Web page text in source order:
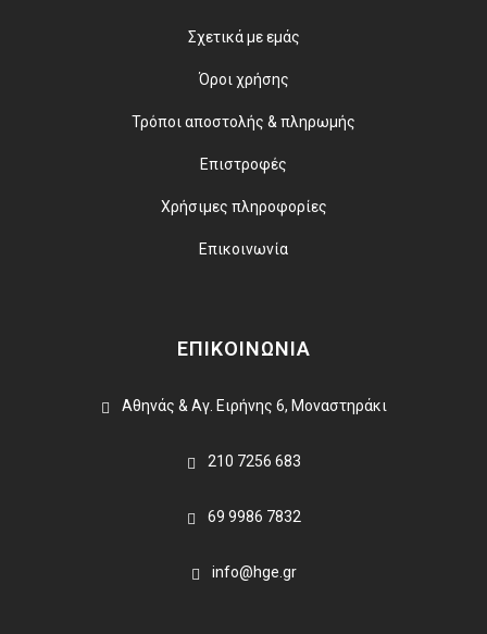
Σχετικά με εμάς
Όροι χρήσης
Τρόποι αποστολής & πληρωμής
Επιστροφές
Χρήσιμες πληροφορίες
Επικοινωνία
ΕΠΙΚΟΙΝΩΝΙΑ
Αθηνάς & Αγ. Ειρήνης 6, Μοναστηράκι
210 7256 683
69 9986 7832
info@hge.gr